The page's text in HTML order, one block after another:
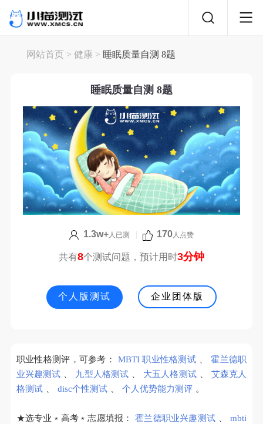
网站首页 > 健康 > 睡眠质量自测 8题
睡眠质量自测 8题
1.3w+人已测 170人点赞
共有8个测试问题，预计用时3分钟
个人版测试 企业团体版
职业性格测评，可参考： MBTI 职业性格测试 、
霍兰德职
业兴趣测试 、 九型人格测试 、 大五人格测试 、
艾森克人
格测试 、 disc个性测试 、 个人优势能力测评 。
★选专业﹡高考﹡志愿填报： 霍兰德职业兴趣测试 、
mbti